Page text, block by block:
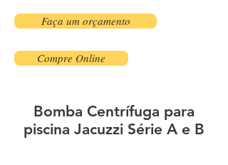
Faça um orçamento
Compre Online
Bomba Centrífuga para
piscina Jacuzzi Série A e B